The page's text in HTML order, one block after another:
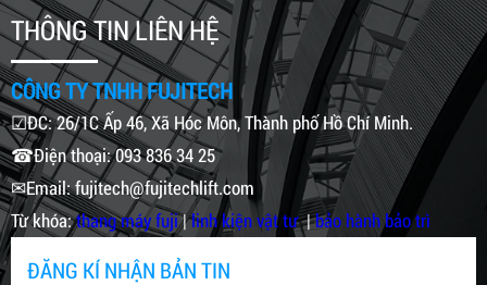
THÔNG TIN LIÊN HỆ
CÔNG TY TNHH FUJITECH
☑ĐC: 26/1C Ấp 46, Xã Hóc Môn, Thành phố Hồ Chí Minh.
☎Điện thoại: 093 836 34 25
✉Email: fujitech@fujitechlift.com
Từ khóa:thang máy fuji|linh kiện vật tư|bảo hành bảo trì
ĐĂNG KÍ NHẬN BẢN TIN